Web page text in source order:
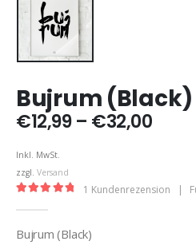
Bujrum (Black)
€12,99 – €32,00
Inkl. MwSt.
zzgl. Versand
1 Kundenrezension |
Bujrum (Black)